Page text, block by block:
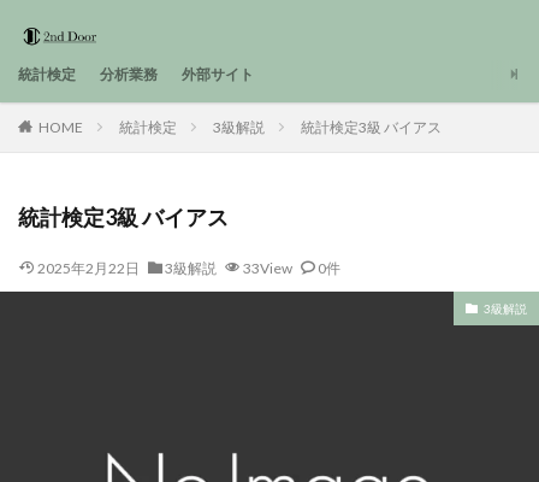
統計検定 分析業務 外部サイト
HOME 統計検定 3級解説 統計検定3級 バイアス
統計検定3級 バイアス
2025年2月22日 3級解説 33View 0件
3級解説